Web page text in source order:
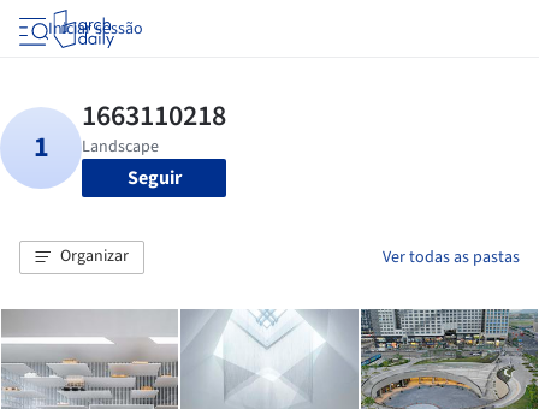
Iniciar sessão
Seguir
Organizar Ver todas as pastas